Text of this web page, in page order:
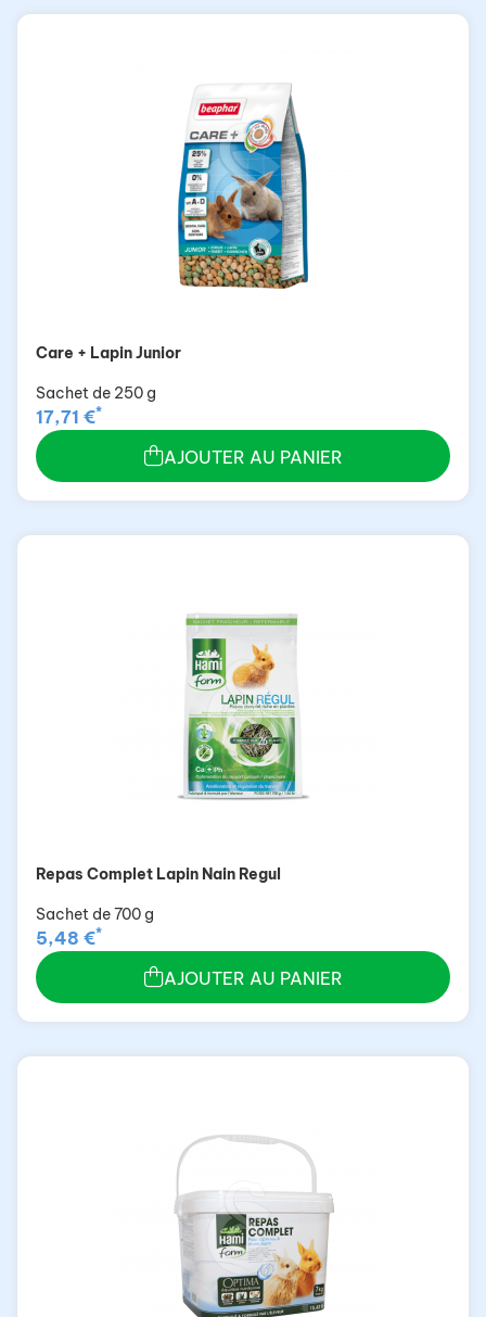
Care + Lapin Junior
Sachet de 250 g
17,71 €*
AJOUTER AU PANIER
Repas Complet Lapin Nain Regul
Sachet de 700 g
5,48 €*
AJOUTER AU PANIER